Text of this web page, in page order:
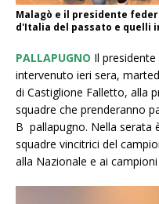
Malagò e il presidente
d'Italia del passato e quelli
PALLAPUGNO Il
intervenuto ieri sera,
di Castiglione Falletto, alla
squadre che prenderanno
B pallapugno. Nella serata
squadre vincitrici del
alla Nazionale e ai